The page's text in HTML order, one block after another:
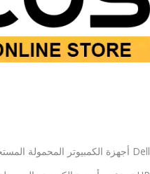
Dell أجهزة الكمبيوتر المحمولة المستخدمة